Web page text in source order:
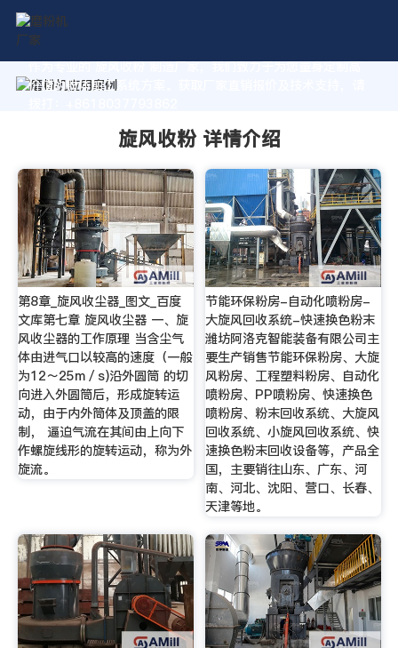
作为专业的 旋风收粉 制造厂家，我们致力于为您量身定制高
价值的粉体加工系统方案。获取厂家直销报价及技术支持，请
旋风收粉 详情介绍
第8章_旋风收尘器_图文_百度
文库第七章 旋风收尘器 一、旋
风收尘器的工作原理 当含尘气
体由进气口以较高的速度（一般
为12～25m／s)沿外圆筒 的切
向进入外圆筒后，形成旋转运
动，由于内外筒体及顶盖的限
制， 逼迫气流在其间由上向下
作螺旋线形的旋转运动，称为外
旋流。
节能环保粉房-自动化喷粉房-
大旋风回收系统-快速换色粉末
潍坊阿洛克智能装备有限公司主
要生产销售节能环保粉房、大旋
风粉房、工程塑料粉房、自动化
喷粉房、PP喷粉房、快速换色
喷粉房、粉末回收系统、大旋风
回收系统、小旋风回收系统、快
速换色粉末回收设备等，产品全
国，主要销往山东、广东、河
南、河北、沈阳、营口、长春、
天津等地。